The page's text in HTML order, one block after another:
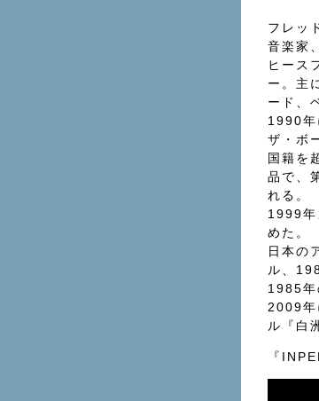
フレッ
音楽家
ヒース
ー。主
ード、
1990年
ザ・ボ
国籍を
品で、
れる。
1999年
めた。
日本の
ル、
1985年
2009年
ル『白
『